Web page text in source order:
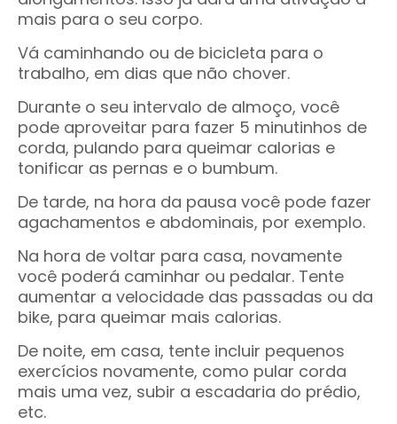
mais para o seu corpo.
Vá caminhando ou de bicicleta para o
trabalho, em dias que não chover.
Durante o seu intervalo de almoço, você
pode aproveitar para fazer 5 minutinhos de
corda, pulando para queimar calorias e
tonificar as pernas e o bumbum.
De tarde, na hora da pausa você pode fazer
agachamentos e abdominais, por exemplo.
Na hora de voltar para casa, novamente
você poderá caminhar ou pedalar. Tente
aumentar a velocidade das passadas ou da
bike, para queimar mais calorias.
De noite, em casa, tente incluir pequenos
exercícios novamente, como pular corda
mais uma vez, subir a escadaria do prédio,
etc.